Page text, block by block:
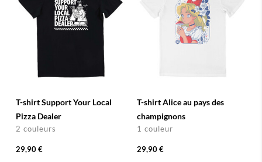
T-shirt Support Your Local
Pizza Dealer
2 couleurs
29,90 €
T-shirt Alice au pays des
champignons
1 couleur
29,90 €